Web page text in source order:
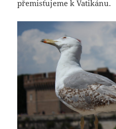
přemisťujeme k Vatikánu.